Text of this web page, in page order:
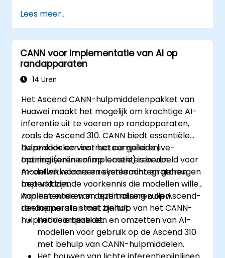
Lees meer...
CANN voor implementatie van AI op
randapparaten
14 Uren
Het Ascend CANN-hulpmiddelenpakket van
Huawei maakt het mogelijk om krachtige AI-
inferentie uit te voeren op randapparaten,
zoals de Ascend 310. CANN biedt essentiële
hulpmiddelen voor het compileren,
optimaliseren en implementeren van
modellen wanneer rekenkracht en geheugen
beperkt zijn.
Deze door een instructeur geleide live-
training (online of op locatie) is bedoeld voor
AI-ontwikkelaars en systeemintegratoren
met voldoende voorkennis die modellen willen
implementeren en optimaliseren op Ascend-
randapparaten met behulp van het CANN-
hulpmiddelenpakket.
Aan het einde van deze training zullen
deelnemers in staat zijn tot:
Het voorbereiden en omzetten van AI-
modellen voor gebruik op de Ascend 310
met behulp van CANN-hulpmiddelen.